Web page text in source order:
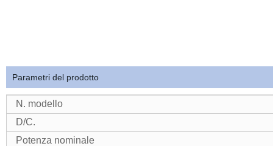
Parametri del prodotto
N. modello
D/C.
Potenza nominale